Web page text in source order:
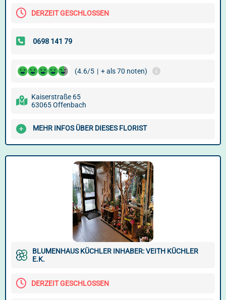
DERZEIT GESCHLOSSEN
(4.6/5 | + als 70 noten)
Kaiserstraße 65
63065 Offenbach
MEHR INFOS ÜBER DIESES FLORIST
BLUMENHAUS KÜCHLER INHABER: VEITH KÜCHLER
E.K.
DERZEIT GESCHLOSSEN